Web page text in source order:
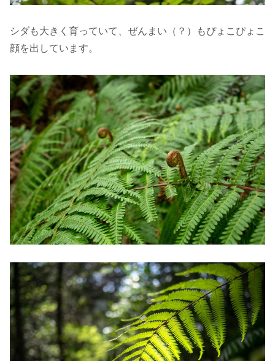
シダも大きく育っていて、ぜんまい（？）もぴょこぴょこ
顔を出しています。